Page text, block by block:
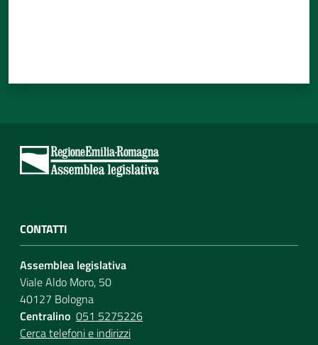
CONTATTI
Assemblea legislativa
Viale Aldo Moro, 50
40127 Bologna
Centralino 051 5275226
Cerca telefoni e indirizzi